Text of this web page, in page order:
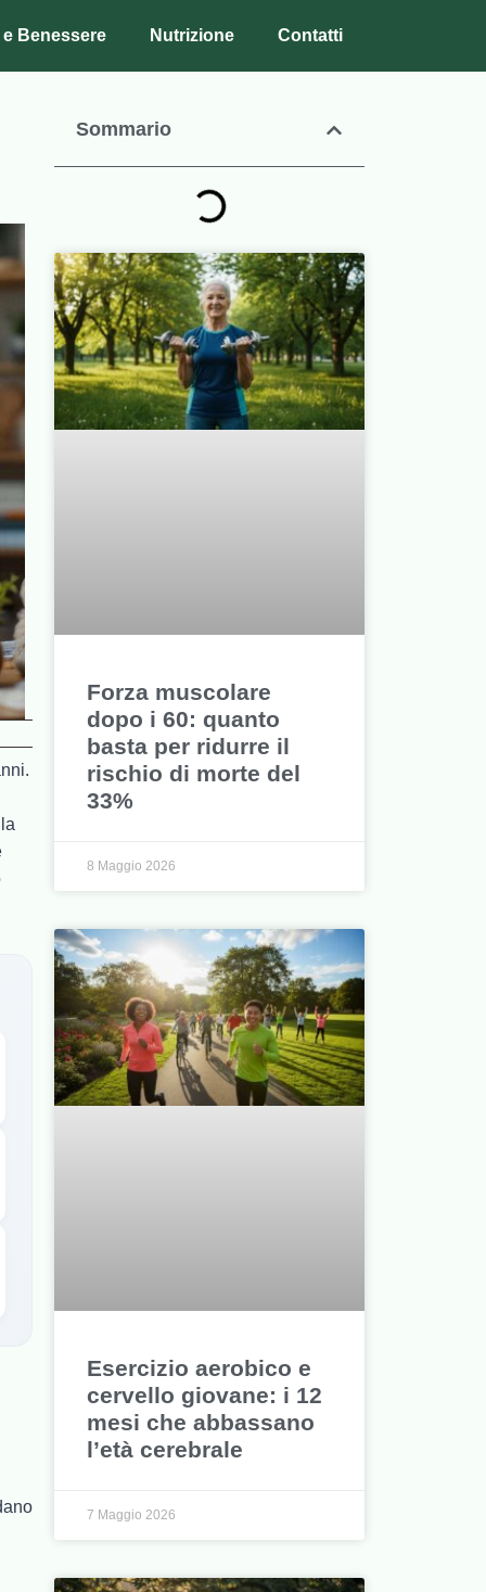
Benessere Nutrizione Contatti
Sommario
Forza muscolare
dopo i 60: quanto
basta per ridurre il
rischio di morte del
33%
8 Maggio 2026
Esercizio aerobico e
cervello giovane: i 12
mesi che abbassano
l’età cerebrale
7 Maggio 2026